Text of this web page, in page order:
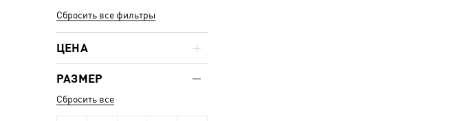
Сбросить все фильтры
ЦЕНА
РАЗМЕР
Сбросить все